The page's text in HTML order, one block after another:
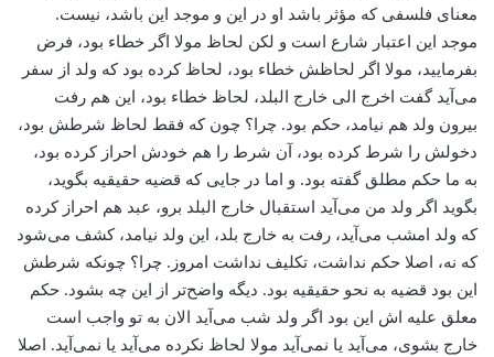
معنای فلسفی که مؤثر باشد او در این و موجد این باشد، ‌نیست.
موجد این اعتبار شارع است و لکن لحاظ مولا اگر خطاء بود، ‌فرض
بفرمایید، مولا اگر لحاظش خطاء بود، ‌لحاظ کرده بود که ولد از سفر
می‌آید گفت اخرج الی خارج البلد، لحاظ خطاء بود، ‌این هم رفت
بیرون ولد هم نیامد، ‌حکم بود. چرا؟ چون که فقط لحاظ شرطش بود،
دخولش را شرط کرده بود، ‌آن شرط را هم خودش احراز کرده بود،
به ما حکم مطلق گفته بود. و اما در جایی که قضیه حقیقیه بگوید،
بگوید اگر ولد من می‌آید استقبال خارج البلد برو، ‌عبد هم احراز کرده
که ولد امشب می‌آید، رفت به خارج بلد، این ولد نیامد، ‌کشف می‌‌شود
که نه، اصلا حکم نداشت، تکلیف نداشت امروز. چرا؟ چونکه شرطش
این بود قضیه به نحو حقیقیه بود. دیگه واضح‌تر از این چه بشود. حکم
معلق علیه اش این بود اگر ولد شب می‌آید الان به تو واجب است
خارج بشوی، می‌آید یا نمی‌آید مولا لحاظ نکرده می‌آید یا نمی‌آید. اصلا